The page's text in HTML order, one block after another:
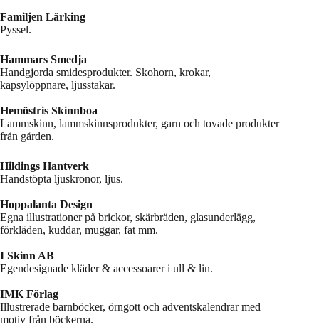
Familjen Lärking
Pyssel.
Hammars Smedja
Handgjorda smidesprodukter. Skohorn, krokar,
kapsylöppnare, ljusstakar.
Hemöstris Skinnboa
Lammskinn, lammskinnsprodukter, garn och tovade produkter
från gården.
Hildings Hantverk
Handstöpta ljuskronor, ljus.
Hoppalanta Design
Egna illustrationer på brickor, skärbräden, glasunderlägg,
förkläden, kuddar, muggar, fat mm.
I Skinn AB
Egendesignade kläder & accessoarer i ull & lin.
IMK Förlag
Illustrerade barnböcker, örngott och adventskalendrar med
motiv från böckerna.